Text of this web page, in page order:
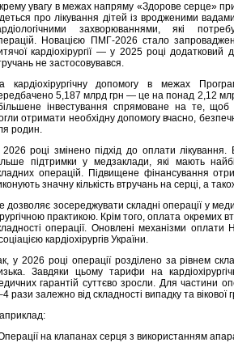
увагу в межах напряму «Здорове серце»
про лікування дітей із вродженими
захворюваннями, які
Новацією ПМГ-2026 стало
кардіохірургії — у 2025 році додатковий
не застосовувався.
кардіохірургічну допомогу в межах
5,187 млрд грн — це на понад 2,12
інвестування спрямоване на те, щоб
отримати необхідну допомогу вчасно,
родин.
році змінено підхід до оплати
підтримки у медзаклади, які мають
операцій. Підвищене фінансування
значну кількість втручань на серці, а
дозволяє зосереджувати складні операції у
практикою. Крім того, оплата окремих
операції. Оновлені механізми
кардіохірургів України.
у 2026 році операції розділено за рівнем
Завдяки цьому тарифи на
гарантій суттєво зросли. Для частини
рази залежно від складності випадку та вікової
на клапанах серця з використанням